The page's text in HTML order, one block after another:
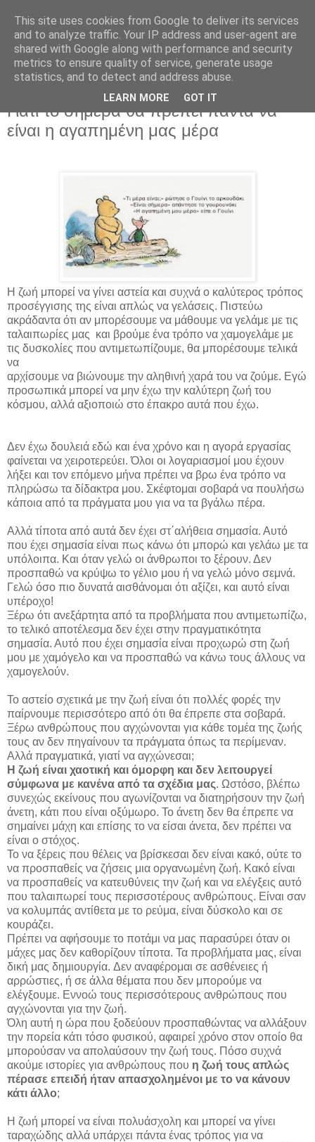
Τρίτη 16 Οκτωβρίου 2018
Γιατί το σήμερα θα πρέπει πάντα να
είναι η αγαπημένη μας μέρα
Η ζωή μπορεί να γίνει αστεία και συχνά ο καλύτερος τρόπος
προσέγγισης της είναι απλώς να γελάσεις. Πιστεύω
ακράδαντα ότι αν μπορέσουμε να μάθουμε να γελάμε με τις
ταλαιπωρίες μας και βρούμε ένα τρόπο να χαμογελάμε με
τις δυσκολίες που αντιμετωπίζουμε, θα μπορέσουμε τελικά
να
αρχίσουμε να βιώνουμε την αληθινή χαρά του να ζούμε. Εγώ
προσωπικά μπορεί να μην έχω την καλύτερη ζωή του
κόσμου, αλλά αξιοποιώ στο έπακρο αυτά που έχω.
Δεν έχω δουλειά εδώ και ένα χρόνο και η αγορά εργασίας
φαίνεται να χειροτερεύει. Όλοι οι λογαριασμοί μου έχουν
λήξει και τον επόμενο μήνα πρέπει να βρω ένα τρόπο να
πληρώσω τα δίδακτρα μου. Σκέφτομαι σοβαρά να πουλήσω
κάποια από τα πράγματα μου για να τα βγάλω πέρα.
Αλλά τίποτα από αυτά δεν έχει στ΄αλήθεια σημασία. Αυτό
που έχει σημασία είναι πως κάνω ότι μπορώ και γελάω με τα
υπόλοιπα. Και όταν γελώ οι άνθρωποι το ξέρουν. Δεν
προσπαθώ να κρύψω το γέλιο μου ή να γελώ μόνο σεμνά.
Γελώ όσο πιο δυνατά αισθάνομαι ότι αξίζει, και αυτό είναι
υπέροχο!
Ξέρω ότι ανεξάρτητα από τα προβλήματα που αντιμετωπίζω,
το τελικό αποτέλεσμα δεν έχει στην πραγματικότητα
σημασία. Αυτό που έχει σημασία είναι προχωρώ στη ζωή
μου με χαμόγελο και να προσπαθώ να κάνω τους άλλους να
χαμογελούν.
Το αστείο σχετικά με την ζωή είναι ότι πολλές φορές την
παίρνουμε περισσότερο από ότι θα έπρεπε στα σοβαρά.
Ξέρω ανθρώπους που αγχώνονται για κάθε τομέα της ζωής
τους αν δεν πηγαίνουν τα πράγματα όπως τα περίμεναν.
Αλλά πραγματικά, γιατί να αγχώνεσαι;
Η ζωή είναι χαοτική και όμορφη και δεν λειτουργεί
σύμφωνα με κανένα από τα σχέδια μας. Ωστόσο, βλέπω
συνεχώς εκείνους που αγωνίζονται να διατηρήσουν την ζωή
άνετη, κάτι που είναι οξύμωρο. Το άνετη δεν θα έπρεπε να
σημαίνει μάχη και επίσης το να είσαι άνετα, δεν πρέπει να
είναι ο στόχος.
Το να ξέρεις που θέλεις να βρίσκεσαι δεν είναι κακό, ούτε το
να προσπαθείς να ζήσεις μια οργανωμένη ζωή. Κακό είναι
να προσπαθείς να κατευθύνεις την ζωή και να ελέγξεις αυτό
που ταλαιπωρεί τους περισσοτέρους ανθρώπους. Είναι σαν
να κολυμπάς αντίθετα με το ρεύμα, είναι δύσκολο και σε
κουράζει.
Πρέπει να αφήσουμε το ποτάμι να μας παρασύρει όταν οι
μάχες μας δεν καθορίζουν τίποτα. Τα προβλήματα μας, είναι
δική μας δημιουργία. Δεν αναφέρομαι σε ασθένειες ή
αρρώστιες, ή σε άλλα θέματα που δεν μπορούμε να
ελέγξουμε. Εννοώ τους περισσότερους ανθρώπους που
αγχώνονται για την ζωή.
Όλη αυτή η ώρα που ξοδεύουν προσπαθώντας να αλλάξουν
την πορεία κάτι τόσο φυσικού, αφαιρεί χρόνο στον οποίο θα
μπορούσαν να απολαύσουν την ζωή τους. Πόσο συχνά
ακούμε ιστορίες για ανθρώπους που η ζωή τους απλώς
πέρασε επειδή ήταν απασχολημένοι με το να κάνουν
κάτι άλλο;
Η ζωή μπορεί να είναι πολυάσχολη και μπορεί να γίνει
ταραχώδης αλλά υπάρχει πάντα ένας τρόπος για να
This site uses cookies from Google to deliver its services
and to analyze traffic. Your IP address and user-agent are
shared with Google along with performance and security
metrics to ensure quality of service, generate usage
statistics, and to detect and address abuse.
LEARN MORE GOT IT